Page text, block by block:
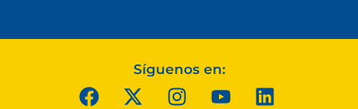
Síguenos en: